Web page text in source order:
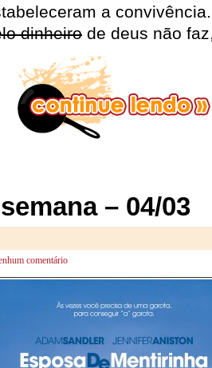
a convivência.
dinheiro de deus não
– 04/03
comentário